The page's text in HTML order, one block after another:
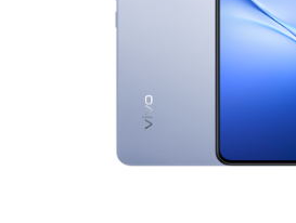
Казахстан | Выберите